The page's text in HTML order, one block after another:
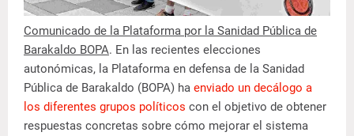
Comunicado de la Plataforma por la Sanidad Pública de
Barakaldo BOPA. En las recientes elecciones
autonómicas, la Plataforma en defensa de la Sanidad
Pública de Barakaldo (BOPA) ha enviado un decálogo a
los diferentes grupos políticos con el objetivo de obtener
respuestas concretas sobre cómo mejorar el sistema